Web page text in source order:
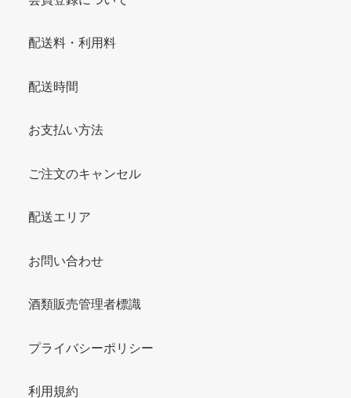
配送料・利用料
配送時間
お支払い方法
ご注文のキャンセル
配送エリア
お問い合わせ
酒類販売管理者標識
プライバシーポリシー
利用規約